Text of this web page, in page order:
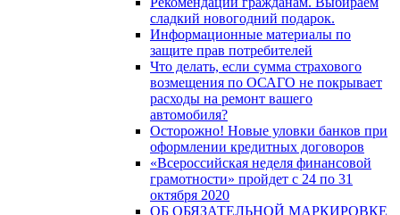
сладкий новогодний подарок.
Информационные материалы по
защите прав потребителей
Что делать, если сумма страхового
возмещения по ОСАГО не покрывает
расходы на ремонт вашего
автомобиля?
Осторожно! Новые уловки банков при
оформлении кредитных договоров
«Всероссийская неделя финансовой
грамотности» пройдет с 24 по 31
октября 2020
ОБ ОБЯЗАТЕЛЬНОЙ МАРКИРОВКЕ